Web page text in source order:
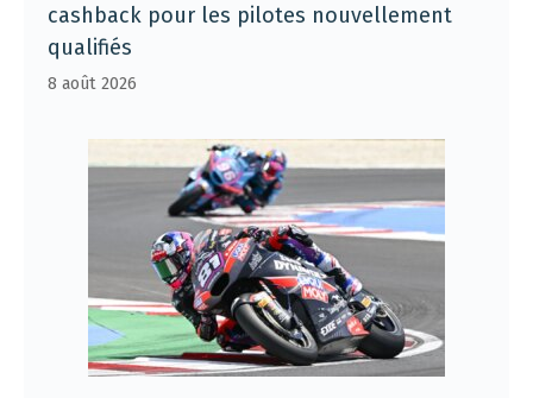
cashback pour les pilotes nouvellement
qualifiés
8 août 2026